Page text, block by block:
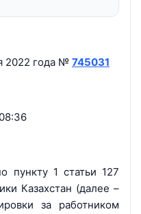
2022 года № 745031
пункту 1 статьи 127
Казахстан (далее –
за работником